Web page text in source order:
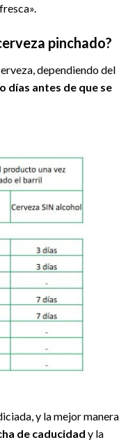
pinchado?
dependiendo del
días antes de que se
y la mejor manera
de caducidad y la